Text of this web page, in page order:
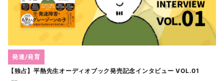
【独占】平熱先生オーディオブック発売記念インタビュー VOL.01
発達/発育